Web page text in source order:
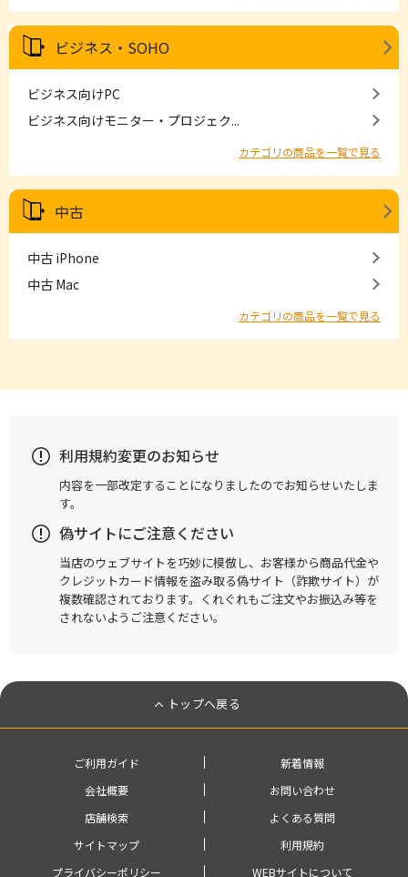
ビジネス・SOHO
ビジネス向けPC
ビジネス向けモニター・プロジェク...
カテゴリの商品を一覧で見る
中古
中古 iPhone
中古 Mac
カテゴリの商品を一覧で見る
利用規約変更のお知らせ
内容を一部改定することになりましたのでお知らせいたしま
す。
偽サイトにご注意ください
当店のウェブサイトを巧妙に模倣し、お客様から商品代金や
クレジットカード情報を盗み取る偽サイト（詐欺サイト）が
複数確認されております。くれぐれもご注文やお振込み等を
されないようご注意ください。
トップへ戻る
ご利用ガイド
新着情報
会社概要
お問い合わせ
店舗検索
よくある質問
サイトマップ
利用規約
プライバシーポリシー
WEBサイトについて